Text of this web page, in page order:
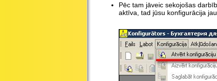
Pēc tam jāveic sekojošas
aktīva, tad jūsu konfigurācija